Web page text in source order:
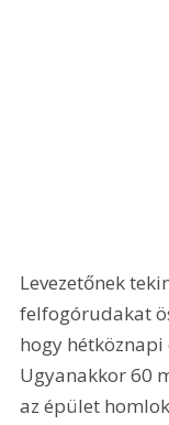
Levezetőnek
felfogórudakat
hogy
Ugyanakkor 60
az épület